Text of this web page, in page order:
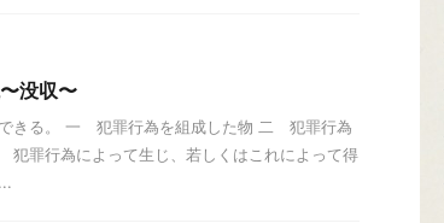
没収〜
きる。 一 犯罪行為を組成した物 二 犯罪行為
罪行為によって生じ、若しくはこれによって得